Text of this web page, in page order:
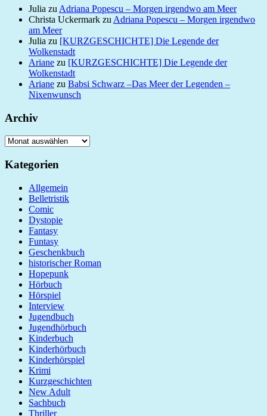
Julia zu Adriana Popescu – Morgen irgendwo am Meer
Christa Uckermark zu Adriana Popescu – Morgen irgendwo
am Meer
Julia zu [KURZGESCHICHTE] Die Legende der
Wolkenstadt
Ariane zu [KURZGESCHICHTE] Die Legende der
Wolkenstadt
Ariane zu Babsi Schwarz –Das Meer der Legenden –
Nixenwunsch
Archiv
Archiv
Kategorien
Allgemein
Belletristik
Comic
Dystopie
Fantasy
Funtasy
Geschenkbuch
historischer Roman
Hopepunk
Hörbuch
Hörspiel
Interview
Jugendbuch
Jugendhörbuch
Kinderbuch
Kinderhörbuch
Kinderhörspiel
Krimi
Kurzgeschichten
New Adult
Sachbuch
Thriller